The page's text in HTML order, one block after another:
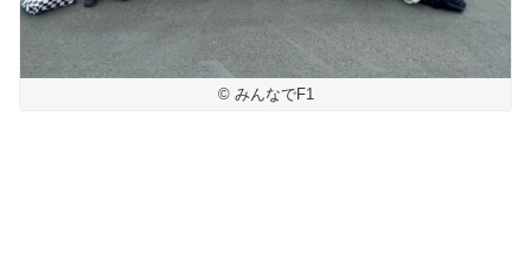
© みんなでF1